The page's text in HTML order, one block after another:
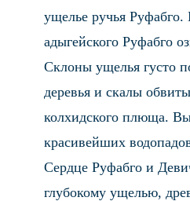
ущелье ручья Руфабго.
адыгейского Руфабго
Склоны ущелья густо
деревья и скалы
колхидского плюща.
красивейших
Сердце Руфабго и
глубокому ущелью,